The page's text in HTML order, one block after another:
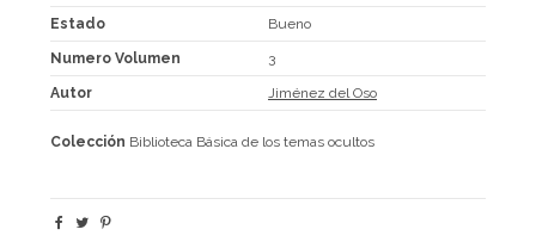
Estado Bueno
Numero Volumen 3
Autor Jiménez del Oso
Colección Biblioteca Básica de los temas ocultos